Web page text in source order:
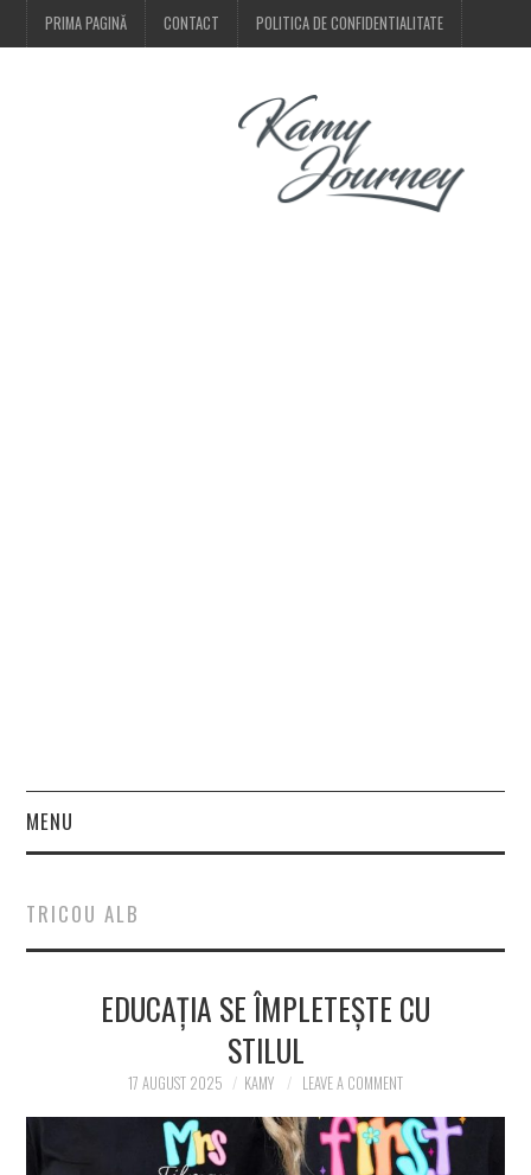
PRIMA PAGINĂ CONTACT POLITICA DE CONFIDENTIALITATE
MENU
BEAUTY
CONTACT
TRICOU ALB
EDUCAȚIA SE ÎMPLETEȘTE CU
STILUL
17 AUGUST 2025 KAMY LEAVE A COMMENT